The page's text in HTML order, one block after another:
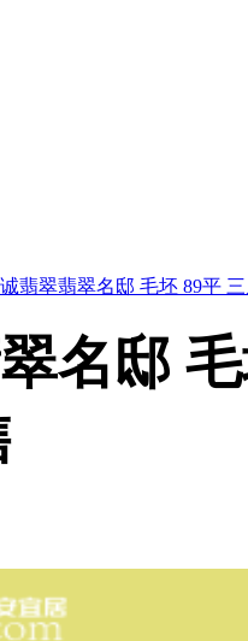
翡翠翡翠名邸 毛坯 89平
名邸